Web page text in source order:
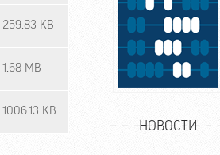
259.83 KB
1.68 MB
1006.13 KB
НОВОСТИ